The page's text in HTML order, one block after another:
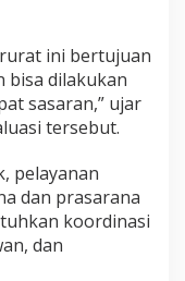
ini bertujuan
bisa dilakukan
sasaran,” ujar
tersebut.
pelayanan
dan prasarana
koordinasi
dan